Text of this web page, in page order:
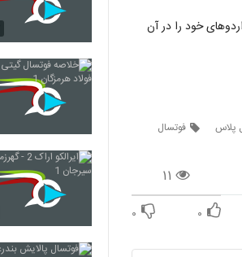
خود را در آن
پلاس فوتسال
۱۱
۰ ۰